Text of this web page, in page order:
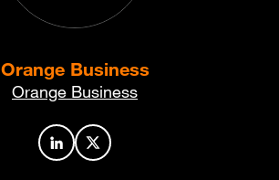
Orange Business
Orange Business
Profil de l’auteur sur LinkedIn
Profil de l’auteur sur X